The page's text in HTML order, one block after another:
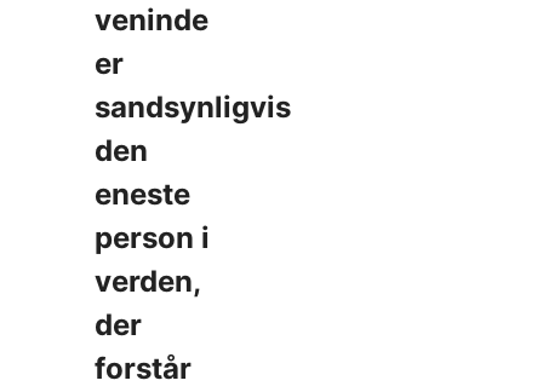
veninde
er
sandsynligvis
den
eneste
person i
verden,
der
forstår